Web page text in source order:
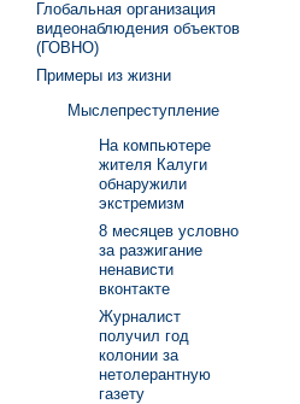
Глобальная организация
видеонаблюдения объектов
(ГОВНО)
Примеры из жизни
Мыслепреступление
На компьютере
жителя Калуги
обнаружили
экстремизм
8 месяцев условно
за разжигание
ненависти
вконтакте
Журналист
получил год
колонии за
нетолерантную
газету